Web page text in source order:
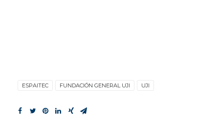
ESPAITEC FUNDACIÓN GENERAL UJI UJI